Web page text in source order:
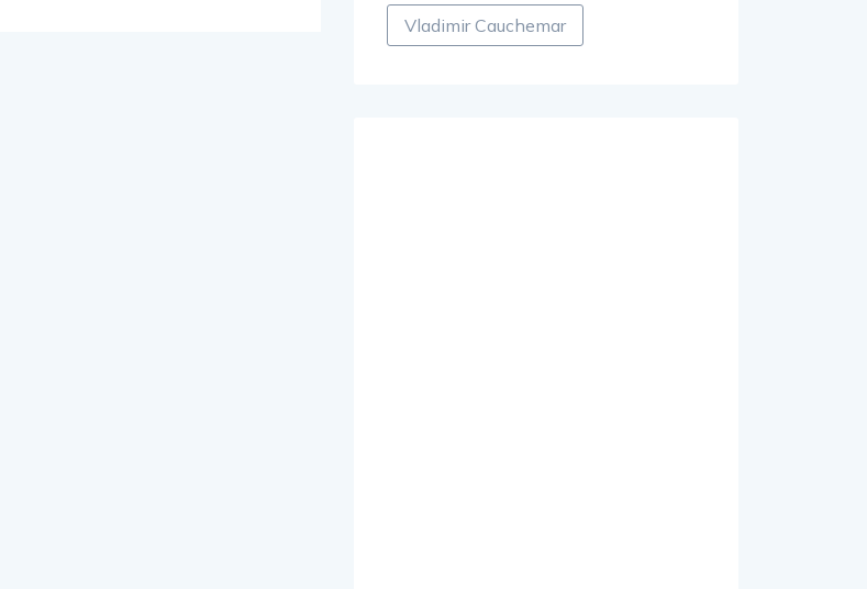
Vladimir Cauchemar